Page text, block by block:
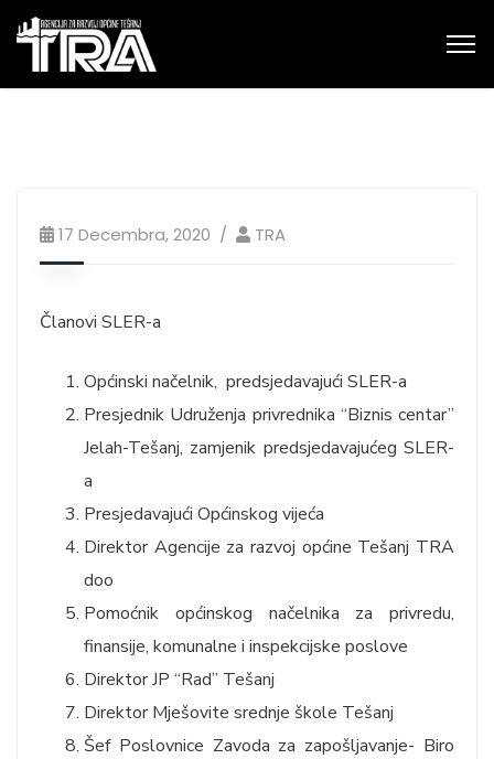
17 Decembra, 2020 TRA
Članovi SLER-a
Općinski načelnik, predsjedavajući SLER-a
Presjednik Udruženja privrednika “Biznis centar”
Jelah-Tešanj, zamjenik predsjedavajućeg SLER-
a
Presjedavajući Općinskog vijeća
Direktor Agencije za razvoj općine Tešanj TRA
doo
Pomoćnik općinskog načelnika za privredu,
finansije, komunalne i inspekcijske poslove
Direktor JP “Rad” Tešanj
Direktor Mješovite srednje škole Tešanj
Šef Poslovnice Zavoda za zapošljavanje- Biro